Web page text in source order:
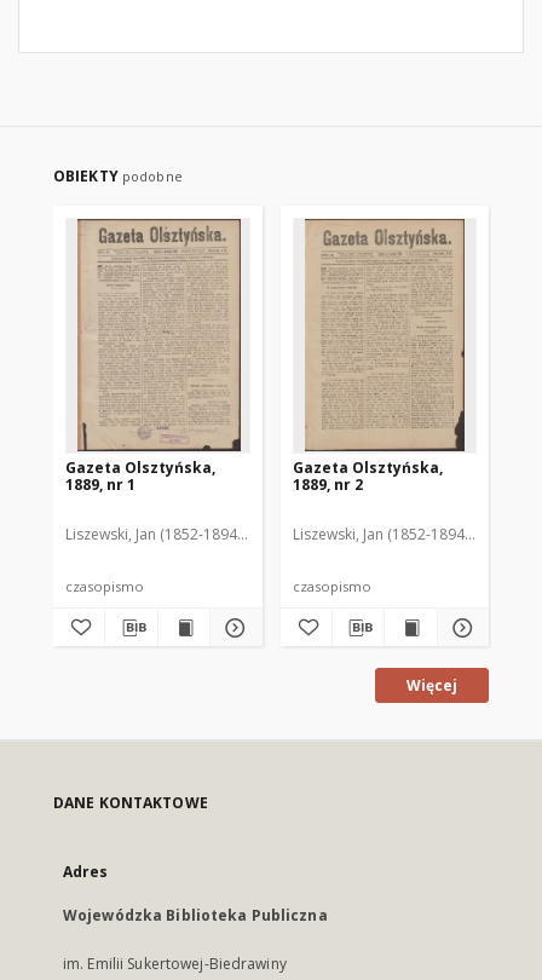
OBIEKTY podobne
Gazeta Olsztyńska,
1889, nr 1
Liszewski, Jan (1852-1894). Red.
czasopismo
Gazeta Olsztyńska,
1889, nr 2
Liszewski, Jan (1852-1894). Red.
czasopismo
Więcej
DANE KONTAKTOWE
Adres
Wojewódzka Biblioteka Publiczna
im. Emilii Sukertowej-Biedrawiny